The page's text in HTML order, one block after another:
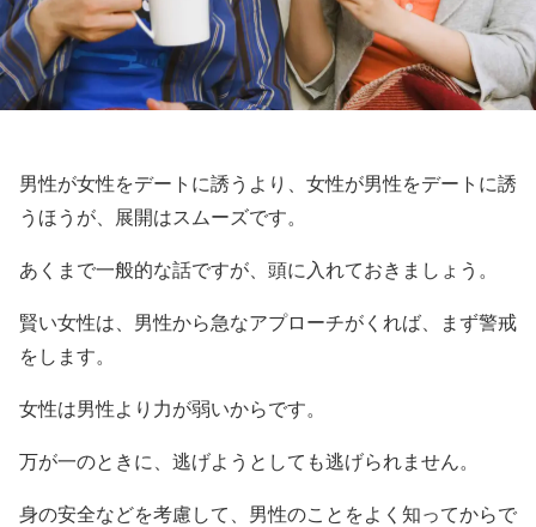
男性が女性をデートに誘うより、女性が男性をデートに誘
うほうが、展開はスムーズです。
あくまで一般的な話ですが、頭に入れておきましょう。
賢い女性は、男性から急なアプローチがくれば、まず警戒
をします。
女性は男性より力が弱いからです。
万が一のときに、逃げようとしても逃げられません。
身の安全などを考慮して、男性のことをよく知ってからで